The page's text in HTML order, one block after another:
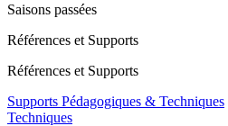
Saisons passées
Références et Supports
Références et Supports
Supports Pédagogiques & Techniques
Techniques